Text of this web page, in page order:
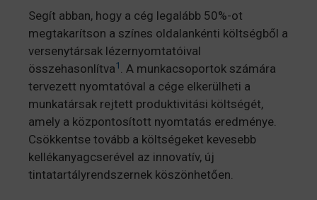
Segít abban, hogy a cég legalább 50%-ot
megtakarítson a színes oldalankénti költségből a
versenytársak lézernyomtatóival
összehasonlítva1 . A munkacsoportok számára
tervezett nyomtatóval a cége elkerülheti a
munkatársak rejtett produktivitási költségét,
amely a központosított nyomtatás eredménye.
Csökkentse tovább a költségeket kevesebb
kellékanyagcserével az innovatív, új
tintatartályrendszernek köszönhetően.